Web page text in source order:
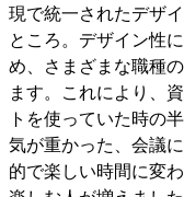
現で統一されたデザ
ところ。デザイン性
め、さまざまな職種
ます。これにより、
トを使っていた時の
気が重かった、会議
的で楽しい時間に変